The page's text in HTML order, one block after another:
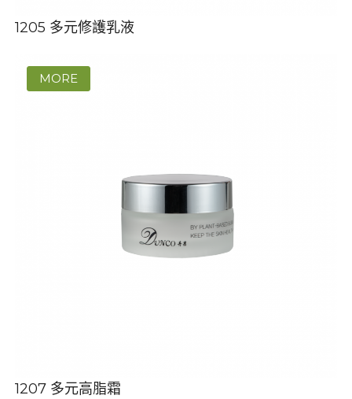
1205 多元修護乳液
1207 多元高脂霜